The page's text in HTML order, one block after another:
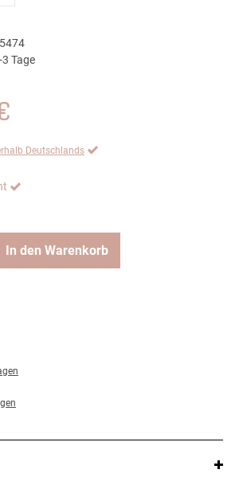
Tage
Deutschlands
In den Warenkorb